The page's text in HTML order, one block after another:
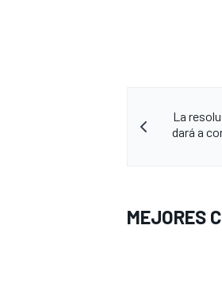
La
dará a
MEJORES